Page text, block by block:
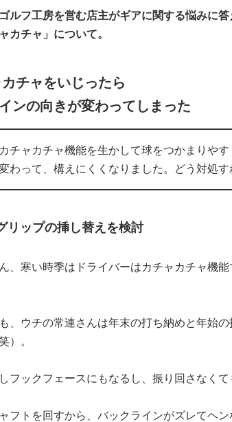
ルフ工房を営む店主がギアに関する悩みに
カチャ」について。
チャをいじったら
ンの向きが変わってしまった
チャカチャ機能を生かして球をつかまりや
わって、構えにくくなりました。どう対処
リップの挿し替えを検討
ん、寒い時季はドライバーはカチャカチャ機
、ウチの常連さんは年末の打ち納めと年始
）。
フックフェースにもなるし、振り回さなく
ャフトを回すから、バックラインがズレてヘ